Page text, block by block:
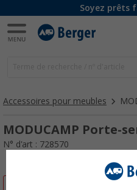
Soyez prêts
Accessoires pour meubles
MODUCAMP Porte-
N° d'art : 728570